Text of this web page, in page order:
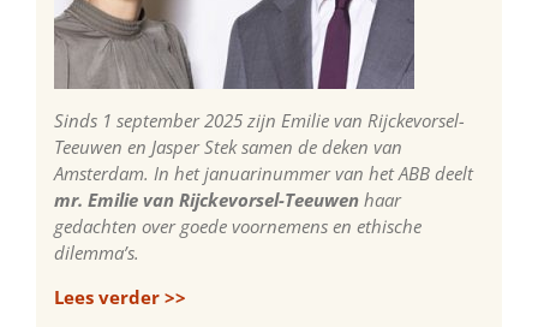
Sinds 1 september 2025 zijn Emilie van Rijckevorsel-
Teeuwen en Jasper Stek samen de deken van
Amsterdam. In het januarinummer van het ABB deelt
mr. Emilie van Rijckevorsel-Teeuwen haar
gedachten over goede voornemens en ethische
dilemma’s.
Lees verder >>